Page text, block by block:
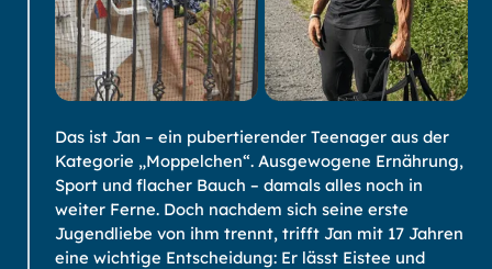
Das ist Jan – ein pubertierender Teenager aus der
Kategorie „Moppelchen“. Ausgewogene Ernährung,
Sport und flacher Bauch – damals alles noch in
weiter Ferne. Doch nachdem sich seine erste
Jugendliebe von ihm trennt, trifft Jan mit 17 Jahren
eine wichtige Entscheidung: Er lässt Eistee und